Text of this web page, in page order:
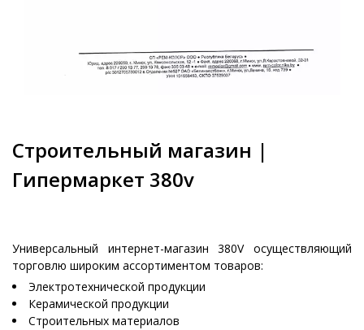
Строительный магазин |
Гипермаркет 380v
Универсальный интернет-магазин 380V осуществляющий
торговлю широким ассортиментом товаров:
Электротехнической продукции
Керамической продукции
Строительных материалов